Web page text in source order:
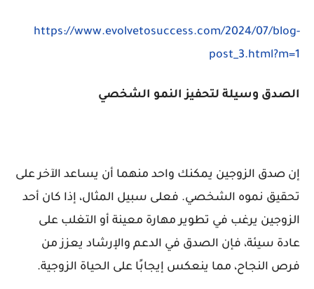
https://www.evolvetosuccess.com/2024/07/blog-
post_3.html?m=1
الصدق وسيلة لتحفيز النمو الشخصي
إن صدق الزوجين يمكنك واحد منهما أن يساعد الآخر على
تحقيق نموه الشخصي. فعلى سبيل المثال، إذا كان أحد
الزوجين يرغب في تطوير مهارة معينة أو التغلب على
عادة سيئة، فإن الصدق في الدعم والإرشاد يعزز من
فرص النجاح، مما ينعكس إيجابًا على الحياة الزوجية.